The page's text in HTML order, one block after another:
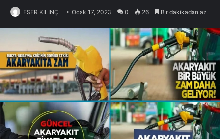
ESER KILINÇ Ocak 17, 2023 0 26 Bir dakikadan az